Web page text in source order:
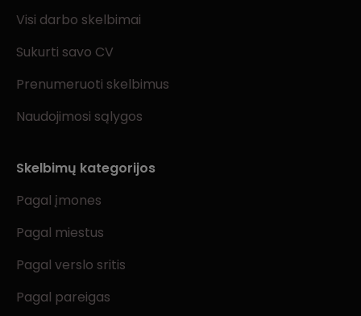
Visi darbo skelbimai
Sukurti savo CV
Prenumeruoti skelbimus
Naudojimosi sąlygos
Skelbimų kategorijos
Pagal įmones
Pagal miestus
Pagal verslo sritis
Pagal pareigas